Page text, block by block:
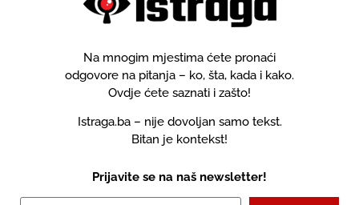
Na mnogim mjestima ćete pronaći
odgovore na pitanja – ko, šta, kada i kako.
Ovdje ćete saznati i zašto!
Istraga.ba – nije dovoljan samo tekst.
Bitan je kontekst!
Prijavite se na naš newsletter!